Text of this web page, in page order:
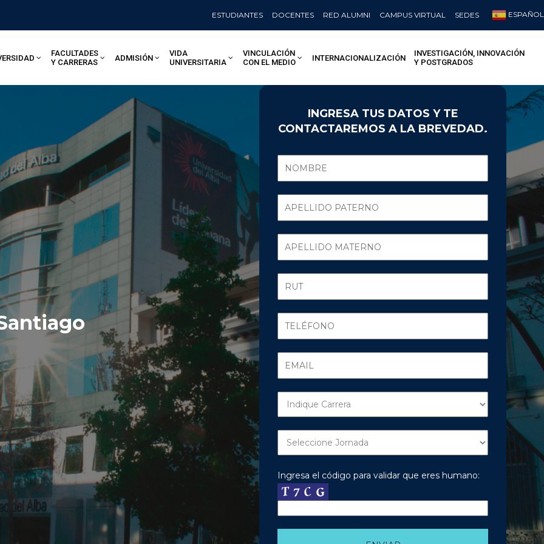
ESTUDIANTES DOCENTES RED ALUMNI CAMPUS VIRTUAL SEDES ESPAÑOL
FACULTADES
Y CARRERAS
ADMISIÓN
VIDA
UNIVERSITARIA
VINCULACIÓN
CON EL MEDIO
INTERNACIONALIZACIÓN
INVESTIGACIÓN, INNOVACIÓN
Y POSTGRADOS
INGRESA TUS DATOS Y TE
CONTACTAREMOS A LA BREVEDAD.
Ingresa el código para validar que eres humano: